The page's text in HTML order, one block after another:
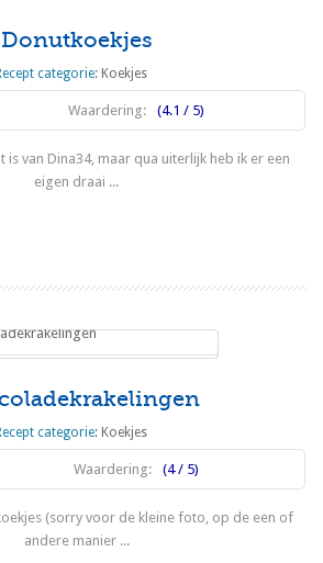
Donutkoekjes
categorie: Koekjes
Waardering: (4.1 / 5)
is van Dina34, maar qua uiterlijk heb ik er een
eigen draai ...
categorie: Koekjes
Waardering: (4 / 5)
(sorry voor de kleine foto, op de een of
andere manier ...